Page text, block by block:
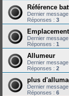
Référence
Dernier
Réponses : 3
Dernier
Réponses : 1
Allumeur
Dernier
Réponses : 2
plus
Dernier
Réponses : 6